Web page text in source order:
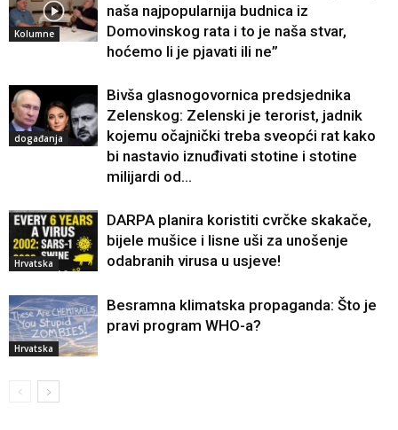
Kolumne
naša najpopularnija budnica iz
Domovinskog rata i to je naša stvar,
hoćemo li je pjavati ili ne”
događanja
Bivša glasnogovornica predsjednika
Zelenskog: Zelenski je terorist, jadnik
kojemu očajnički treba sveopći rat kako
bi nastavio iznuđivati ​​stotine i stotine
milijardi od...
Hrvatska
DARPA planira koristiti cvrčke skakače,
bijele mušice i lisne uši za unošenje
odabranih virusa u usjeve!
Hrvatska
Besramna klimatska propaganda: Što je
pravi program WHO-a?